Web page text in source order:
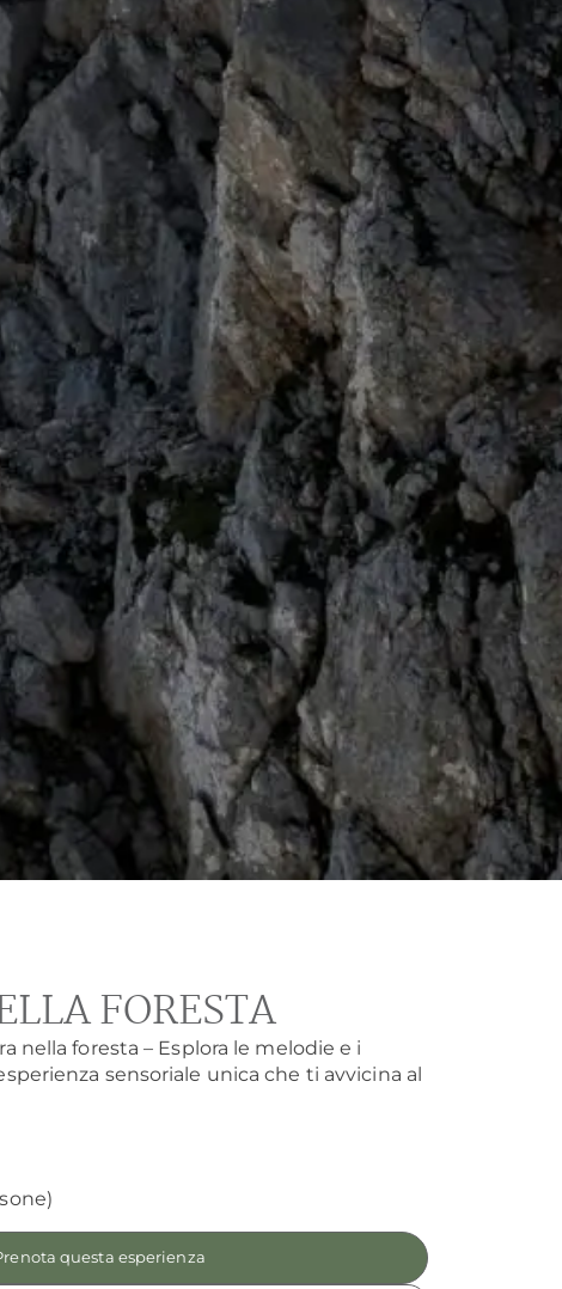
FORESTA
nella foresta – Esplora le melodie e i
sensoriale unica che ti avvicina al
questa esperienza